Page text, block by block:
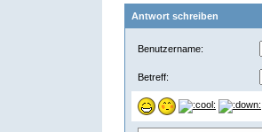
Antwort schreiben
Benutzername:
Betreff: